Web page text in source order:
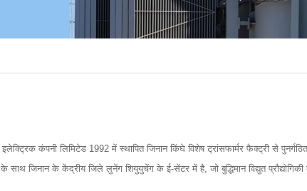
इलेक्ट्रिक कंपनी लिमिटेड 1992 में स्थापित जिनान किंघे विशेष ट्रांसफार्मर फैक्ट्री से
साथ जिनान के केंद्रीय जिले लुनेंग शियुयुचेंग के ई-सेंटर में है, जो बुद्धिमान विद्युत